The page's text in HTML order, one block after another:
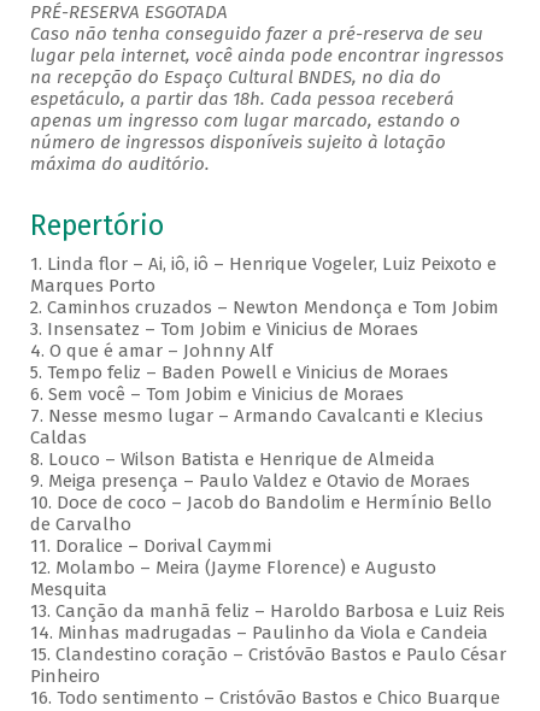
PRÉ-RESERVA ESGOTADA
Caso não tenha conseguido fazer a pré-reserva de seu
lugar pela internet, você ainda pode encontrar ingressos
na recepção do Espaço Cultural BNDES, no dia do
espetáculo, a partir das 18h. Cada pessoa receberá
apenas um ingresso com lugar marcado, estando o
número de ingressos disponíveis sujeito à lotação
máxima do auditório.
Repertório
1. Linda flor – Ai, iô, iô – Henrique Vogeler, Luiz Peixoto e
Marques Porto
2. Caminhos cruzados – Newton Mendonça e Tom Jobim
3. Insensatez – Tom Jobim e Vinicius de Moraes
4. O que é amar – Johnny Alf
5. Tempo feliz – Baden Powell e Vinicius de Moraes
6. Sem você – Tom Jobim e Vinicius de Moraes
7. Nesse mesmo lugar – Armando Cavalcanti e Klecius
Caldas
8. Louco – Wilson Batista e Henrique de Almeida
9. Meiga presença – Paulo Valdez e Otavio de Moraes
10. Doce de coco – Jacob do Bandolim e Hermínio Bello
de Carvalho
11. Doralice – Dorival Caymmi
12. Molambo – Meira (Jayme Florence) e Augusto
Mesquita
13. Canção da manhã feliz – Haroldo Barbosa e Luiz Reis
14. Minhas madrugadas – Paulinho da Viola e Candeia
15. Clandestino coração – Cristóvão Bastos e Paulo César
Pinheiro
16. Todo sentimento – Cristóvão Bastos e Chico Buarque